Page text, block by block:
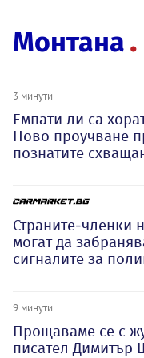
Монтана
3 минути
Емпати ли са
Ново проучване
познатите
Страните-членки
могат да
сигналите за
9 минути
Прощаваме се с
писател Димитър